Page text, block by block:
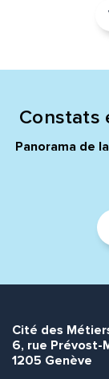
Constats
Panorama de
Cité des
6, rue Prévost-
1205 Genève